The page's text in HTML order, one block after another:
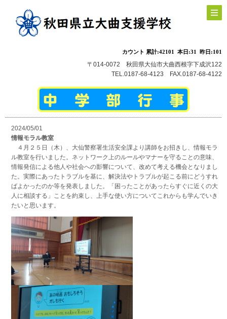
〒014-0072 秋田県大仙市大曲西根字下成沢122
TEL.0187-68-4123 FAX.0187-68-4122
2024/05/01
情報モラル教室
４月２５日（木）、大仙警察署生活安全課より講師をお招きし、情報モラ
ル教室を行いました。ネットワーク上のルールやマナーを守ることの意味、
情報発信による他人や社会への影響について、改めて考える機会となりまし
た。実際にあったトラブルを基に、解決法やトラブルが起こる前にどうすれ
ばよかったのか等を発表しました。「困ったことがあったらすぐに近くの大
人に相談する」ことを約束し、上手な使い方についてこれからも学んでいき
たいと思います。